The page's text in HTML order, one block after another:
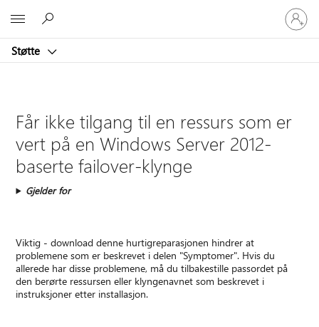
Støtte
Logg
på
kontoen
Får ikke tilgang til en ressurs som er
vert på en Windows Server 2012-
baserte failover-klynge
Gjelder for
Viktig - download denne hurtigreparasjonen hindrer at
problemene som er beskrevet i delen "Symptomer". Hvis du
allerede har disse problemene, må du tilbakestille passordet på
den berørte ressursen eller klyngenavnet som beskrevet i
instruksjoner etter installasjon.